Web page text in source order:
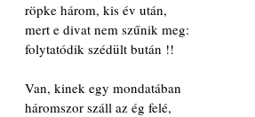
röpke három, kis év után,
mert e divat nem szűnik meg:
folytatódik szédült bután !!
Van, kinek egy mondatában
háromszor száll az ég felé,